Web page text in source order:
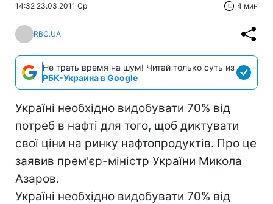
14:32 23.03.2011 Ср 4 мин
RBC.UA
Не трать время на шум! Читай только суть из
РБК-Украина в Google
Україні необхідно видобувати 70% від
потреб в нафті для того, щоб диктувати
свої ціни на ринку нафтопродуктів. Про це
заявив прем'єр-міністр України Микола
Азаров.
Україні необхідно видобувати 70% від